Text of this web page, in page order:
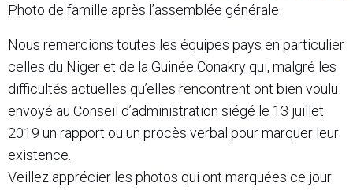
Photo de famille après l’assemblée générale
Nous remercions toutes les équipes pays en particulier
celles du Niger et de la Guinée Conakry qui, malgré les
difficultés actuelles qu’elles rencontrent ont bien voulu
envoyé au Conseil d’administration siégé le 13 juillet
2019 un rapport ou un procès verbal pour marquer leur
existence.
Veillez apprécier les photos qui ont marquées ce jour